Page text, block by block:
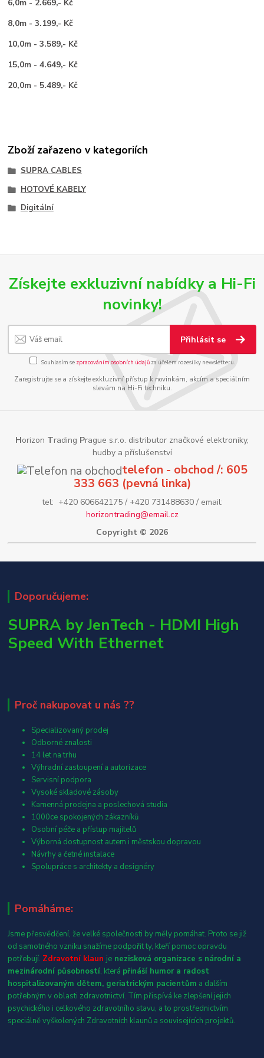
6,0m - 2.669,- Kč
8,0m - 3.199,- Kč
10,0m - 3.589,- Kč
15,0m - 4.649,- Kč
20,0m - 5.489,- Kč
Zboží zařazeno v kategoriích
SUPRA CABLES
HOTOVÉ KABELY
Digitální
Získejte exkluzivní nabídky a Hi-Fi
novinky!
Přihlásit se
Souhlasím se zpracováním osobních údajůza účelem rozesílky newsletteru.
Zaregistrujte se a získejte exkluzivní přístup k novinkám, akcím a speciálním
slevám na Hi-Fi techniku.
Horizon Trading Prague s.r.o. distributor značkové elektroniky,
hudby a příslušenství
telefon - obchod /: 605
333 663 (pevná linka)
tel: +420 606642175 / +420 731488630 / email:
horizontrading@email.cz
Copyright © 2026
Doporučujeme:
SUPRA by JenTech - HDMI High
Speed With Ethernet
Proč nakupovat u nás ??
Specializovaný prodej
Odborné znalosti
14 let na trhu
Výhradní zastoupení a autorizace
Servisní podpora
Vysoké skladové zásoby
Kamenná prodejna a poslechová studia
1000ce spokojených zákazníků
Osobní péče a přístup majitelů
Výborná dostupnost autem i městskou dopravou
Návrhy a četné instalace
Spolupráce s architekty a designéry
Pomáháme:
Jsme přesvědčení, že velké společnosti by měly pomáhat. Proto se již
od samotného vzniku snažíme podpořit ty, kteří pomoc opravdu
potřebují. Zdravotní klaun je nezisková organizace s národní a
mezinárodní působností, která přináší humor a radost
hospitalizovaným dětem, geriatrickým pacientům a dalším
potřebným v oblasti zdravotnictví. Tím přispívá ke zlepšení jejich
psychického i celkového zdravotního stavu, a to prostřednictvím
speciálně vyškolených Zdravotních klaunů a souvisejících projektů.